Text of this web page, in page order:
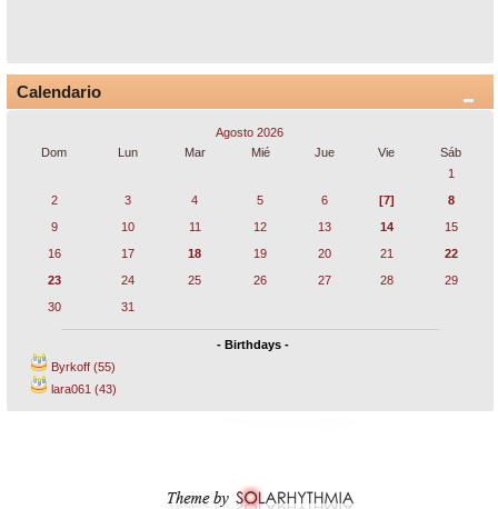
Calendario
Agosto 2026
Dom
Lun Mar Mié Jue Vie
Sáb
1
2
3 4 5 6 [7]
8
9
10 11 12 13 14
15
16
17 18 19 20 21
22
23
24 25 26 27 28
29
30
31
- Birthdays -
Byrkoff (55)
lara061 (43)